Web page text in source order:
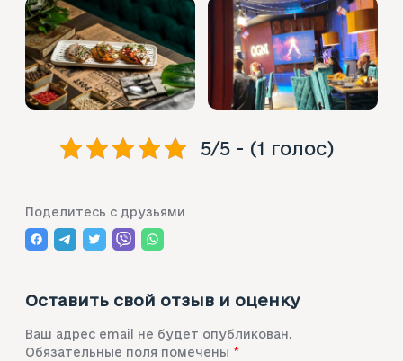
5/5 - (1 голос)
Поделитесь с друзьями
Оставить свой отзыв и оценку
Ваш адрес email не будет опубликован.
Обязательные поля помечены *